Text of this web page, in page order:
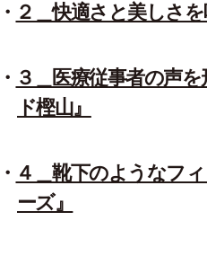
２＿快適さと美しさ
３＿医療従事者の声
ド樫山』
４＿靴下のようなフ
ーズ』